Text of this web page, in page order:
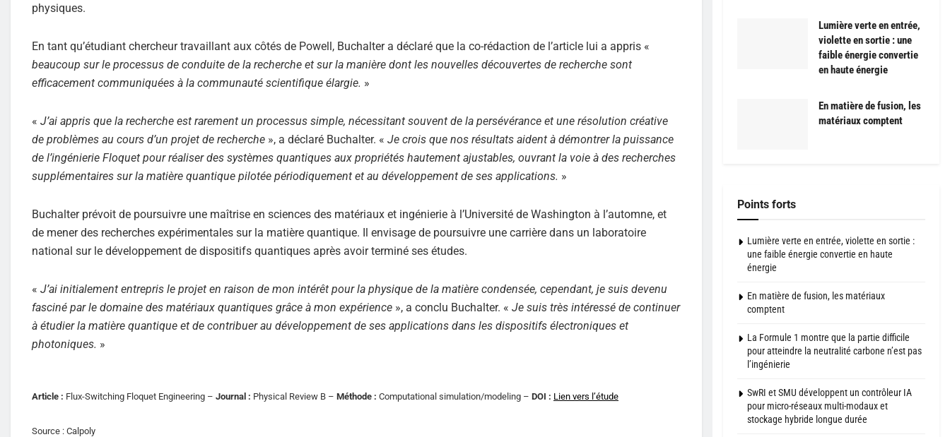
physiques.
En tant qu’étudiant chercheur travaillant aux côtés de Powell, Buchalter a déclaré que la co-rédaction de l’article lui a appris «
beaucoup sur le processus de conduite de la recherche et sur la manière dont les nouvelles découvertes de recherche sont
efficacement communiquées à la communauté scientifique élargie. »
« J’ai appris que la recherche est rarement un processus simple, nécessitant souvent de la persévérance et une résolution créative
de problèmes au cours d’un projet de recherche », a déclaré Buchalter. « Je crois que nos résultats aident à démontrer la puissance
de l’ingénierie Floquet pour réaliser des systèmes quantiques aux propriétés hautement ajustables, ouvrant la voie à des recherches
supplémentaires sur la matière quantique pilotée périodiquement et au développement de ses applications. »
Buchalter prévoit de poursuivre une maîtrise en sciences des matériaux et ingénierie à l’Université de Washington à l’automne, et
de mener des recherches expérimentales sur la matière quantique. Il envisage de poursuivre une carrière dans un laboratoire
national sur le développement de dispositifs quantiques après avoir terminé ses études.
« J’ai initialement entrepris le projet en raison de mon intérêt pour la physique de la matière condensée, cependant, je suis devenu
fasciné par le domaine des matériaux quantiques grâce à mon expérience », a conclu Buchalter. « Je suis très intéressé de continuer
à étudier la matière quantique et de contribuer au développement de ses applications dans les dispositifs électroniques et
photoniques. »
Article : Flux-Switching Floquet Engineering – Journal : Physical Review B – Méthode : Computational simulation/modeling – DOI : Lien vers l’étude
Source : Calpoly
Lumière verte en entrée,
violette en sortie : une
faible énergie convertie
en haute énergie
En matière de fusion, les
matériaux comptent
Points forts
Lumière verte en entrée, violette en sortie :
une faible énergie convertie en haute
énergie
En matière de fusion, les matériaux
comptent
La Formule 1 montre que la partie difficile
pour atteindre la neutralité carbone n’est pas
l’ingénierie
SwRI et SMU développent un contrôleur IA
pour micro-réseaux multi-modaux et
stockage hybride longue durée